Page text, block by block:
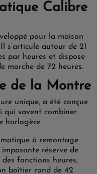
Calibre
pour la maison
Il s’articule autour de 21
par heures et dispose
marche de 72 heures.
de la Montre
unique, a été conçue
qui savent combiner
horlogère.
à remontage
réserve de
fonctions heures,
boîtier rond de 42